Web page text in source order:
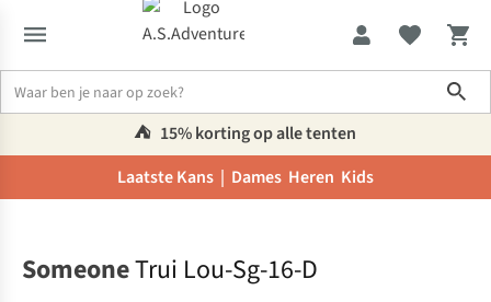
⛺️ 15% korting op alle tenten
Laatste Kans | Dames Heren Kids
SomeoneTrui Lou-Sg-16-D